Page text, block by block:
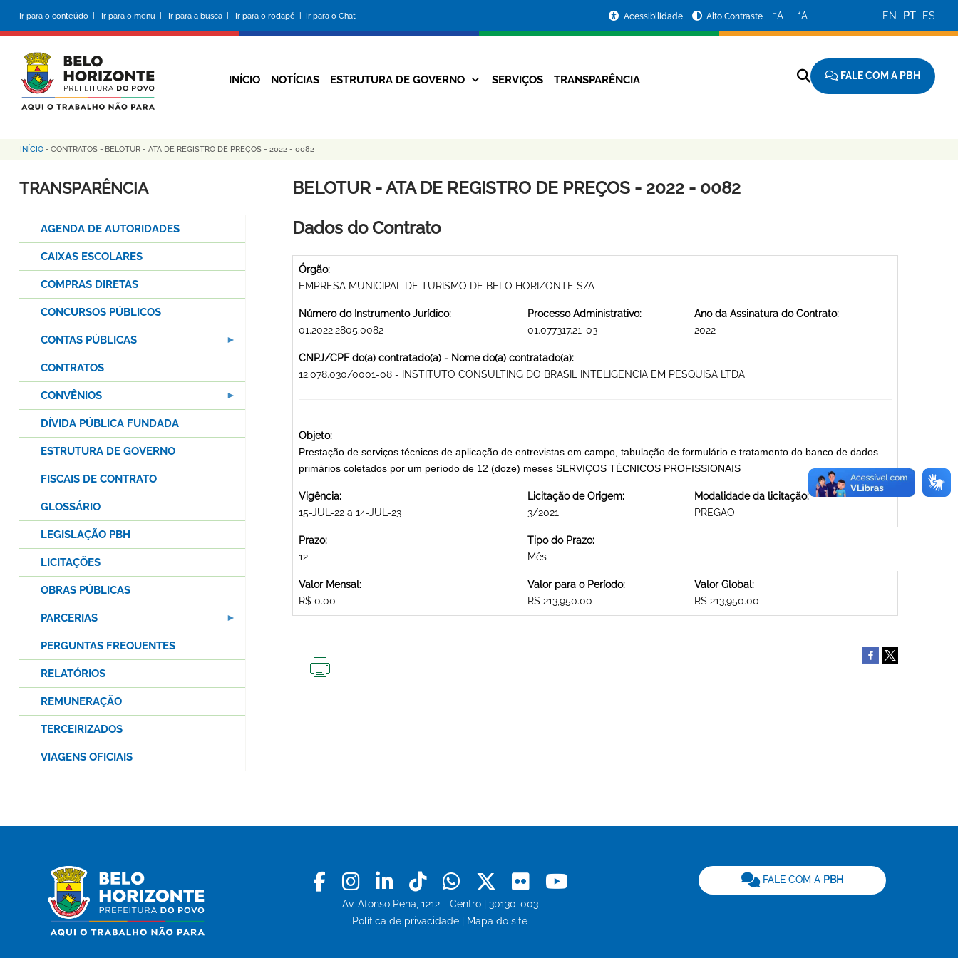
conteúdo
principal
Ir para o conteúdo | Ir para o menu | Ir para a busca | Ir para o rodapé | Ir para o Chat
da
Prefeitura
Acessibilidade Alto Contraste −A +A EN PT ES
Navegação
INÍCIO NOTÍCIAS ESTRUTURA DE GOVERNO SERVIÇOS TRANSPARÊNCIA FALE COM A PBH
Trilha
de
INÍCIO - CONTRATOS - BELOTUR - ATA DE REGISTRO DE PREÇOS - 2022 - 0082
BELOTUR - ATA DE REGISTRO DE PREÇOS - 2022 - 0082
Dados do Contrato
Órgão:
EMPRESA MUNICIPAL DE TURISMO DE BELO HORIZONTE S/A
Número do Instrumento Jurídico:
01.2022.2805.0082
Processo Administrativo:
01.077317.21-03
Ano da Assinatura do Contrato:
2022
CNPJ/CPF do(a) contratado(a) - Nome do(a) contratado(a):
12.078.030/0001-08 - INSTITUTO CONSULTING DO BRASIL INTELIGENCIA EM PESQUISA LTDA
Objeto:
Prestação de serviços técnicos de aplicação de entrevistas em campo, tabulação de formulário e tratamento do banco de dados
primários coletados por um período de 12 (doze) meses SERVIÇOS TÉCNICOS PROFISSIONAIS
Vigência:
15-JUL-22 a 14-JUL-23
Licitação de Origem:
3/2021
Modalidade da licitação:
PREGAO
Prazo:
12
Tipo do Prazo:
Mês
Valor Mensal:
R$ 0.00
Valor para o Período:
R$ 213,950.00
Valor Global:
R$ 213,950.00
TRANSPARÊNCIA
AGENDA DE AUTORIDADES
CAIXAS ESCOLARES
COMPRAS DIRETAS
CONCURSOS PÚBLICOS
CONTAS PÚBLICAS
CONTRATOS
CONVÊNIOS
DÍVIDA PÚBLICA FUNDADA
ESTRUTURA DE GOVERNO
FISCAIS DE CONTRATO
GLOSSÁRIO
LEGISLAÇÃO PBH
LICITAÇÕES
OBRAS PÚBLICAS
PARCERIAS
PERGUNTAS FREQUENTES
RELATÓRIOS
REMUNERAÇÃO
TERCEIRIZADOS
VIAGENS OFICIAIS
Facebook
Instagram
LinkedinTiktokWhatsapp
X Flickr
Av. Afonso Pena, 1212 - Centro | 30130-003
Política de privacidade
Mapa do site
FALE COM A PBH